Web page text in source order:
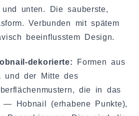
und unten. Die sauberste,
Verbunden mit spätem
beeinflusstem Design.
dekorierte: Formen aus
und der Mitte des
die in das
— Hobnail (erhabene Punkte),